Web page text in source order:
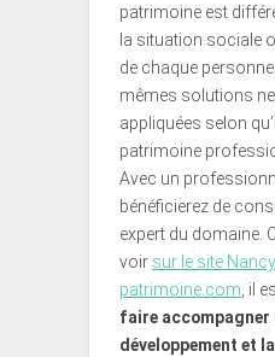
patrimoine est
la situation sociale
de chaque
mêmes solutions
appliquées selon
patrimoine
Avec un
bénéficierez de
expert du domaine.
voir sur le site
patrimoine.com, il
faire accompagner
développement et